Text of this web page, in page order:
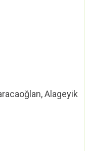
Alageyik